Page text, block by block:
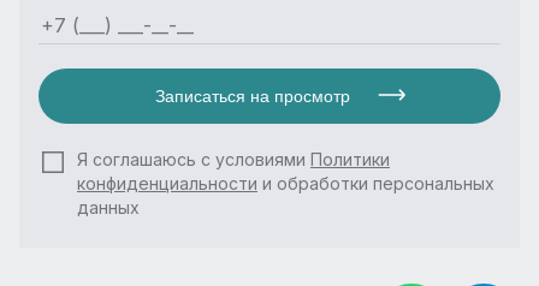
Записаться на просмотр
Я соглашаюсь с условиями Политики
конфиденциальности и обработки персональных
данных